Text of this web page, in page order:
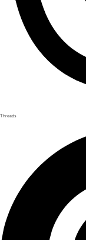
Threads